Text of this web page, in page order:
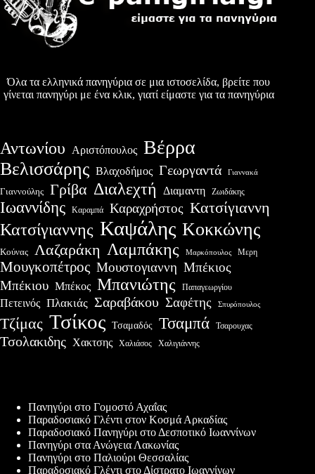
Όλα τα ελληνικά πανηγύρια σε μια ιστοσελίδα, βρείτε που
γίνεται πανηγύρι με ένα κλικ, γιατί είμαστε για τα πανηγύρια
Αντωνίου Αριστόπουλος Βέρρα
Βελισσάρης Βλαχοδήμος Γεωργαντά Γιαννακά
Γιαννούλης Γρίβα Διαλεχτή Διαμαντη Ζωιδάκης
Ιωαννίδης Καραμπά Καραχρήστος Κατσίγιαννη
Κατσίγιαννης Καψάλης Κοκκώνης
Κούνας Λαζαράκη Λαμπάκης Μαρκόπουλος Μερη
Μουγκοπέτρος Μουστογιαννη Μπέκιος
Μπέκιου Μπέκος Μπανιώτης Παπαγεωργίου
Πετεινός Πλακιάς Σαραβάκου Σαφέτης Σπυρόπουλος
Τζίμας Τσίκος Τσαμαδός Τσαμπά Τσαρουχας
Τσολακιδης Χακτσης Χαλιάσος Χαλιγιάννης
Πανηγύρι στο Γομοστό Αχαΐας
Παραδοσιακό Γλέντι στον Κοσμά Αρκαδίας
Παραδοσιακό Πανηγύρι στο Δεσποτικό Ιωαννίνων
Πανηγύρι στα Ανώγεια Λακωνίας
Πανηγύρι στο Παλιούρι Θεσσαλίας
Παραδοσιακό Γλέντι στο Δίστρατο Ιωαννίνων